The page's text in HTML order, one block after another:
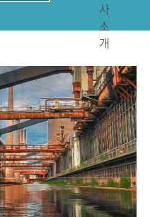
사
소
개